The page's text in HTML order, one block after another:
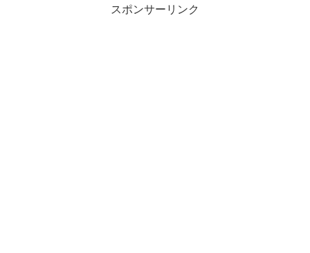
スポンサーリンク